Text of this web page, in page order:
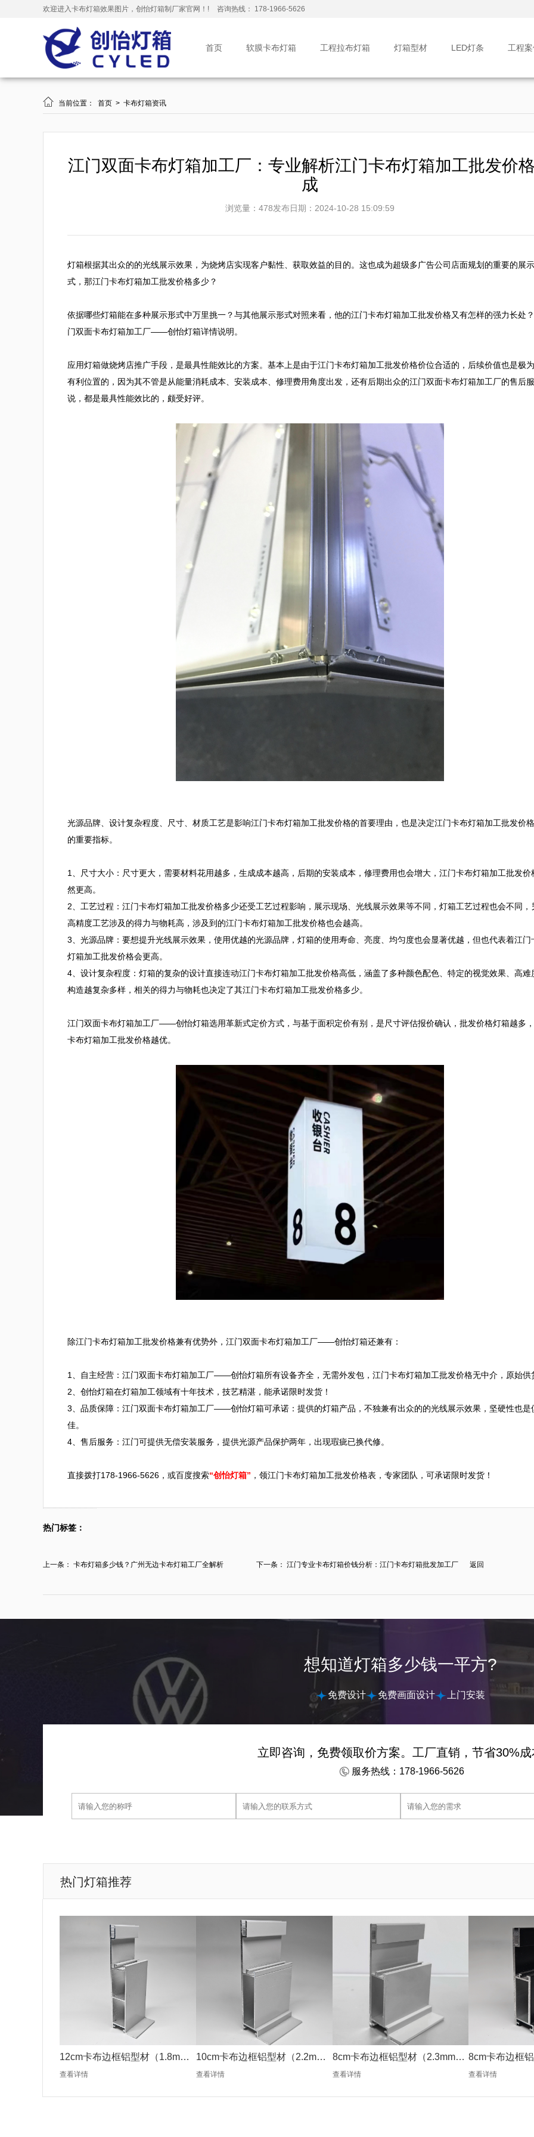
欢迎进入卡布灯箱效果图片，创怡灯箱制厂家官网！! 咨询热线： 178-1966-5626
首页 软膜卡布灯箱 工程拉布灯箱 灯箱型材 LED灯条 工程
 当前位置： 首页 > 卡布灯箱资讯
江门双面卡布灯箱加工厂：专业解析江门卡布灯箱加工批发价
成
浏览量：478发布日期：2024-10-28 15:09:59
灯箱根据其出众的的光线展示效果，为烧烤店实现客户黏性、获取效益的目的。这也成为超级多广告公司店面规划的重要的展
式，那江门卡布灯箱加工批发价格多少？
依据哪些灯箱能在多种展示形式中万里挑一？与其他展示形式对照来看，他的江门卡布灯箱加工批发价格又有怎样的强力长处
门双面卡布灯箱加工厂——创怡灯箱详情说明。
应用灯箱做烧烤店推广手段，是最具性能效比的方案。基本上是由于江门卡布灯箱加工批发价格价位合适的，后续价值也是极
有利位置的，因为其不管是从能量消耗成本、安装成本、修理费用角度出发，还有后期出众的江门双面卡布灯箱加工厂的售后
说，都是最具性能效比的，颇受好评。
光源品牌、设计复杂程度、尺寸、材质工艺是影响江门卡布灯箱加工批发价格的首要理由，也是决定江门卡布灯箱加工批发价
的重要指标。
1、尺寸大小：尺寸更大，需要材料花用越多，生成成本越高，后期的安装成本，修理费用也会增大，江门卡布灯箱加工批发价
然更高。
2、工艺过程：江门卡布灯箱加工批发价格多少还受工艺过程影响，展示现场、光线展示效果等不同，灯箱工艺过程也会不同，
高精度工艺涉及的得力与物耗高，涉及到的江门卡布灯箱加工批发价格也会越高。
3、光源品牌：要想提升光线展示效果，使用优越的光源品牌，灯箱的使用寿命、亮度、均匀度也会显著优越，但也代表着江门
灯箱加工批发价格会更高。
4、设计复杂程度：灯箱的复杂的设计直接连动江门卡布灯箱加工批发价格高低，涵盖了多种颜色配色、特定的视觉效果、高难
构造越复杂多样，相关的得力与物耗也决定了其江门卡布灯箱加工批发价格多少。
江门双面卡布灯箱加工厂——创怡灯箱选用革新式定价方式，与基于面积定价有别，是尺寸评估报价确认，批发价格灯箱越多
卡布灯箱加工批发价格越优。
除江门卡布灯箱加工批发价格兼有优势外，江门双面卡布灯箱加工厂——创怡灯箱还兼有：
1、自主经营：江门双面卡布灯箱加工厂——创怡灯箱所有设备齐全，无需外发包，江门卡布灯箱加工批发价格无中介，原始供
2、创怡灯箱在灯箱加工领域有十年技术，技艺精湛，能承诺限时发货！
3、品质保障：江门双面卡布灯箱加工厂——创怡灯箱可承诺：提供的灯箱产品，不独兼有出众的的光线展示效果，坚硬性也是
佳。
4、售后服务：江门可提供无偿安装服务，提供光源产品保护两年，出现瑕疵已换代修。
直接拨打178-1966-5626，或百度搜索“创怡灯箱” ，领江门卡布灯箱加工批发价格表，专家团队，可承诺限时发货！
热门标签：
上一条： 卡布灯箱多少钱？广州无边卡布灯箱工厂全解析 下一条： 江门专业卡布灯箱价钱分析：江门卡布灯箱批发加工厂
返回
想知道灯箱多少钱一平方?
免费设计 免费画面设计 上门安装
立即咨询，免费领取价方案。工厂直销，节省30%成
服务热线：178-1966-5626
热门灯箱推荐
12cm卡布边框铝型材（1.8mm
银色）
查看详情
10cm卡布边框铝型材（2.2mm
银色）
查看详情
8cm卡布边框铝型材（2.3mm银
色）
查看详情
8cm卡布边框
色）
查看详情